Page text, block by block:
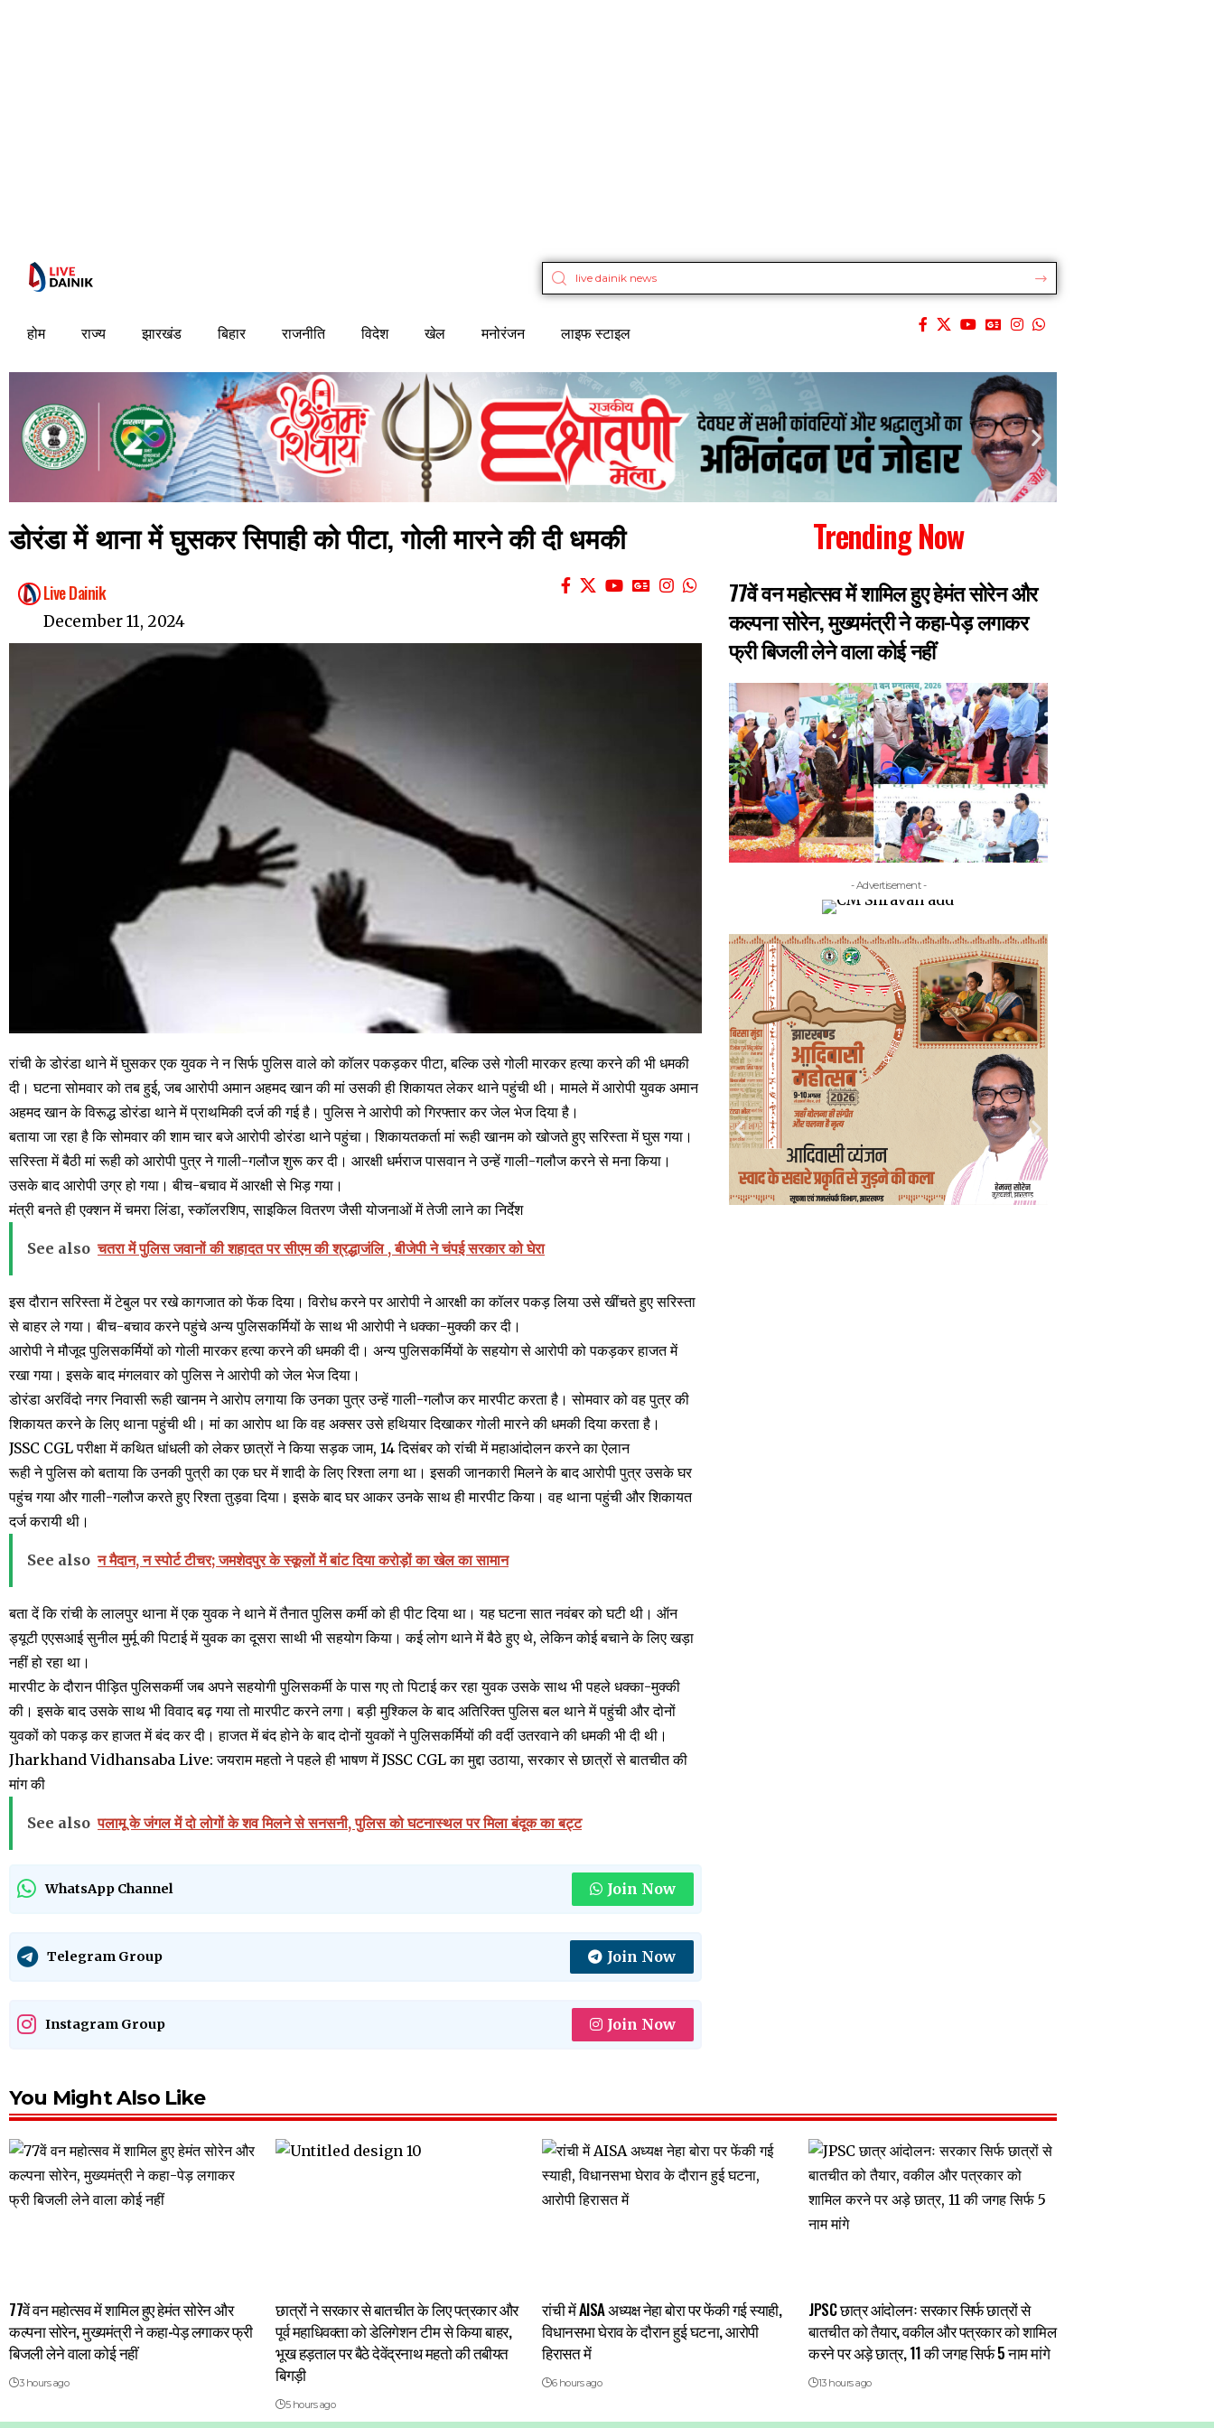
होम राज्य झारखंड बिहार राजनीति विदेश खेल मनोरंजन लाइफ स्टाइल
डोरंडा में थाना में घुसकर सिपाही को पीटा, गोली मारने की दी धमकी
Live Dainik
December 11, 2024
रांची के डोरंडा थाने में घुसकर एक युवक ने न सिर्फ पुलिस वाले को कॉलर पकड़कर पीटा, बल्कि उसे गोली मारकर हत्या करने की भी धमकी
दी। घटना सोमवार को तब हुई, जब आरोपी अमान अहमद खान की मां उसकी ही शिकायत लेकर थाने पहुंची थी। मामले में आरोपी युवक अमान
अहमद खान के विरूद्ध डोरंडा थाने में प्राथमिकी दर्ज की गई है। पुलिस ने आरोपी को गिरफ्तार कर जेल भेज दिया है।
बताया जा रहा है कि सोमवार की शाम चार बजे आरोपी डोरंडा थाने पहुंचा। शिकायतकर्ता मां रूही खानम को खोजते हुए सरिस्ता में घुस गया।
सरिस्ता में बैठी मां रूही को आरोपी पुत्र ने गाली-गलौज शुरू कर दी। आरक्षी धर्मराज पासवान ने उन्हें गाली-गलौज करने से मना किया।
उसके बाद आरोपी उग्र हो गया। बीच-बचाव में आरक्षी से भिड़ गया।
मंत्री बनते ही एक्शन में चमरा लिंडा, स्कॉलरशिप, साइकिल वितरण जैसी योजनाओं में तेजी लाने का निर्देश
See also चतरा में पुलिस जवानों की शहादत पर सीएम की श्रद्धाजंलि , बीजेपी ने चंपई सरकार को घेरा
इस दौरान सरिस्ता में टेबुल पर रखे कागजात को फेंक दिया। विरोध करने पर आरोपी ने आरक्षी का कॉलर पकड़ लिया उसे खींचते हुए सरिस्ता
से बाहर ले गया। बीच-बचाव करने पहुंचे अन्य पुलिसकर्मियों के साथ भी आरोपी ने धक्का-मुक्की कर दी।
आरोपी ने मौजूद पुलिसकर्मियों को गोली मारकर हत्या करने की धमकी दी। अन्य पुलिसकर्मियों के सहयोग से आरोपी को पकड़कर हाजत में
रखा गया। इसके बाद मंगलवार को पुलिस ने आरोपी को जेल भेज दिया।
डोरंडा अरविंदो नगर निवासी रूही खानम ने आरोप लगाया कि उनका पुत्र उन्हें गाली-गलौज कर मारपीट करता है। सोमवार को वह पुत्र की
शिकायत करने के लिए थाना पहुंची थी। मां का आरोप था कि वह अक्सर उसे हथियार दिखाकर गोली मारने की धमकी दिया करता है।
JSSC CGL परीक्षा में कथित धांधली को लेकर छात्रों ने किया सड़क जाम, 14 दिसंबर को रांची में महाआंदोलन करने का ऐलान
रूही ने पुलिस को बताया कि उनकी पुत्री का एक घर में शादी के लिए रिश्ता लगा था। इसकी जानकारी मिलने के बाद आरोपी पुत्र उसके घर
पहुंच गया और गाली-गलौज करते हुए रिश्ता तुड़वा दिया। इसके बाद घर आकर उनके साथ ही मारपीट किया। वह थाना पहुंची और शिकायत
दर्ज करायी थी।
See also न मैदान, न स्पोर्ट टीचर; जमशेदपुर के स्कूलों में बांट दिया करोड़ों का खेल का सामान
बता दें कि रांची के लालपुर थाना में एक युवक ने थाने में तैनात पुलिस कर्मी को ही पीट दिया था। यह घटना सात नवंबर को घटी थी। ऑन
ड्यूटी एएसआई सुनील मुर्मू की पिटाई में युवक का दूसरा साथी भी सहयोग किया। कई लोग थाने में बैठे हुए थे, लेकिन कोई बचाने के लिए खड़ा
नहीं हो रहा था।
मारपीट के दौरान पीड़ित पुलिसकर्मी जब अपने सहयोगी पुलिसकर्मी के पास गए तो पिटाई कर रहा युवक उसके साथ भी पहले धक्का-मुक्की
की। इसके बाद उसके साथ भी विवाद बढ़ गया तो मारपीट करने लगा। बड़ी मुश्किल के बाद अतिरिक्त पुलिस बल थाने में पहुंची और दोनों
युवकों को पकड़ कर हाजत में बंद कर दी। हाजत में बंद होने के बाद दोनों युवकों ने पुलिसकर्मियों की वर्दी उतरवाने की धमकी भी दी थी।
Jharkhand Vidhansaba Live: जयराम महतो ने पहले ही भाषण में JSSC CGL का मुद्दा उठाया, सरकार से छात्रों से बातचीत की
मांग की
See also पलामू के जंगल में दो लोगों के शव मिलने से सनसनी, पुलिस को घटनास्थल पर मिला बंदूक का बट्ट
WhatsApp Channel Join Now
Telegram Group Join Now
Instagram Group Join Now
Trending Now
77वें वन महोत्सव में शामिल हुए हेमंत सोरेन और
कल्पना सोरेन, मुख्यमंत्री ने कहा-पेड़ लगाकर
फ्री बिजली लेने वाला कोई नहीं
- Advertisement -
You Might Also Like
77वें वन महोत्सव में शामिल हुए हेमंत सोरेन और
कल्पना सोरेन, मुख्यमंत्री ने कहा-पेड़ लगाकर फ्री
बिजली लेने वाला कोई नहीं
3 hours ago
छात्रों ने सरकार से बातचीत के लिए पत्रकार और
पूर्व महाधिवक्ता को डेलिगेशन टीम से किया बाहर,
भूख हड़ताल पर बैठे देवेंद्रनाथ महतो की तबीयत
बिगड़ी
5 hours ago
रांची में AISA अध्यक्ष नेहा बोरा पर फेंकी गई स्याही,
विधानसभा घेराव के दौरान हुई घटना, आरोपी
हिरासत में
6 hours ago
JPSC छात्र आंदोलनः सरकार सिर्फ छात्रों से
बातचीत को तैयार, वकील और पत्रकार को शामिल
करने पर अड़े छात्र, 11 की जगह सिर्फ 5 नाम मांगे
13 hours ago